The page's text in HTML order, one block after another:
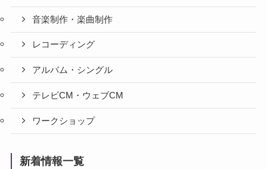
音楽制作・楽曲制作
レコーディング
アルバム・シングル
テレビCM・ウェブCM
ワークショップ
新着情報一覧